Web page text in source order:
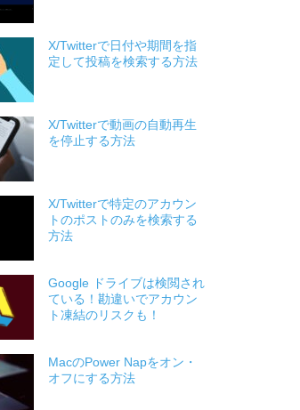
X/Twitterで日付や期間を指
定して投稿を検索する方法
X/Twitterで動画の自動再生
を停止する方法
X/Twitterで特定のアカウン
トのポストのみを検索する
方法
Google ドライブは検閲され
ている！勘違いでアカウン
ト凍結のリスクも！
MacのPower Napをオン・
オフにする方法